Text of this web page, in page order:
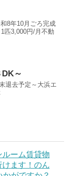
8年10月ごろ完成
3,000円/月不動
～
退去予定～大浜エ
ーム賃貸物
ます！のん